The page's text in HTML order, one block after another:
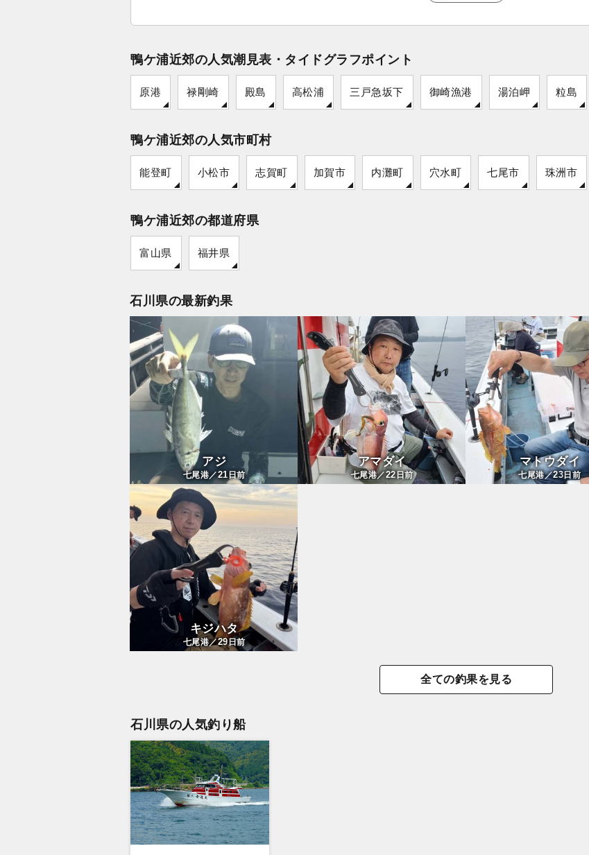
鴨ケ浦近郊の人気潮見表・タイドグラフポイント
原港 禄剛崎 殿島 高松浦 三戸急坂下 御崎漁港 湯泊岬 粒島
鴨ケ浦近郊の人気市町村
能登町 小松市 志賀町 加賀市 内灘町 穴水町 七尾市 珠洲市
鴨ケ浦近郊の都道府県
富山県 福井県
石川県の最新釣果
アジ
七尾港／21 日前
アマダイ
七尾港／22日前
マトウダイ
七尾港／23日前
キジハタ
七尾港／29日前
全ての釣果を見る
石川県の人気釣り船